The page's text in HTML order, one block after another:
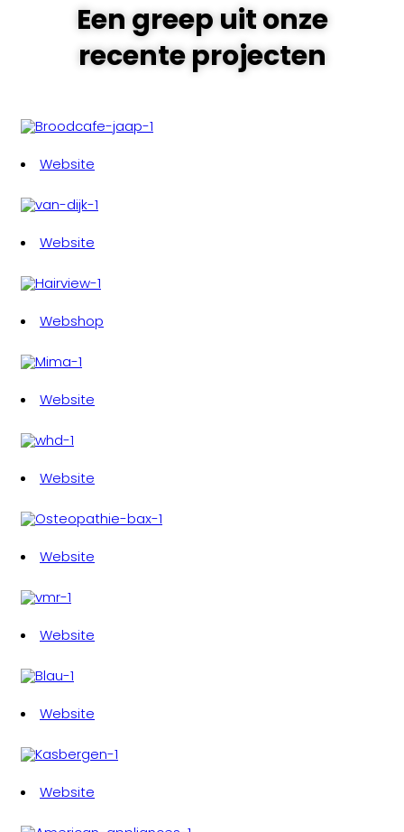
Een greep uit onze
recente projecten
Website
Website
Webshop
Website
Website
Website
Website
Website
Website